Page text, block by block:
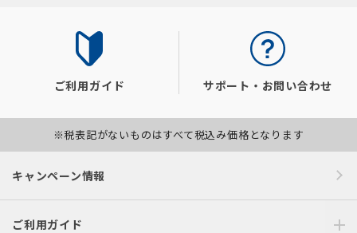
ご利用ガイド サポート・お問い合わせ
※税表記がないものはすべて税込み価格となります
キャンペーン情報
ご利用ガイド